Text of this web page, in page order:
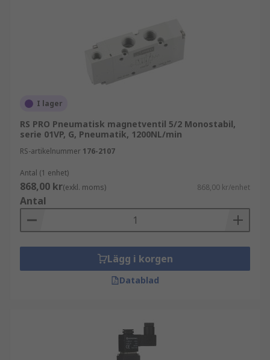
av konfigurationer, tryckområden, portstorlekar,
gängstorlekar, material i huset och
monteringstyper för att passa alla dina
industriella automations- och pneumatiska
I lager
RS PRO Pneumatisk magnetventil 5/2 Monostabil,
serie 01VP, G, Pneumatik, 1200NL/min
RS-artikelnummer 176-2107
Antal (1 enhet)
868,00 kr(exkl. moms) 868,00 kr/enhet
Antal
Lägg i korgen
Datablad